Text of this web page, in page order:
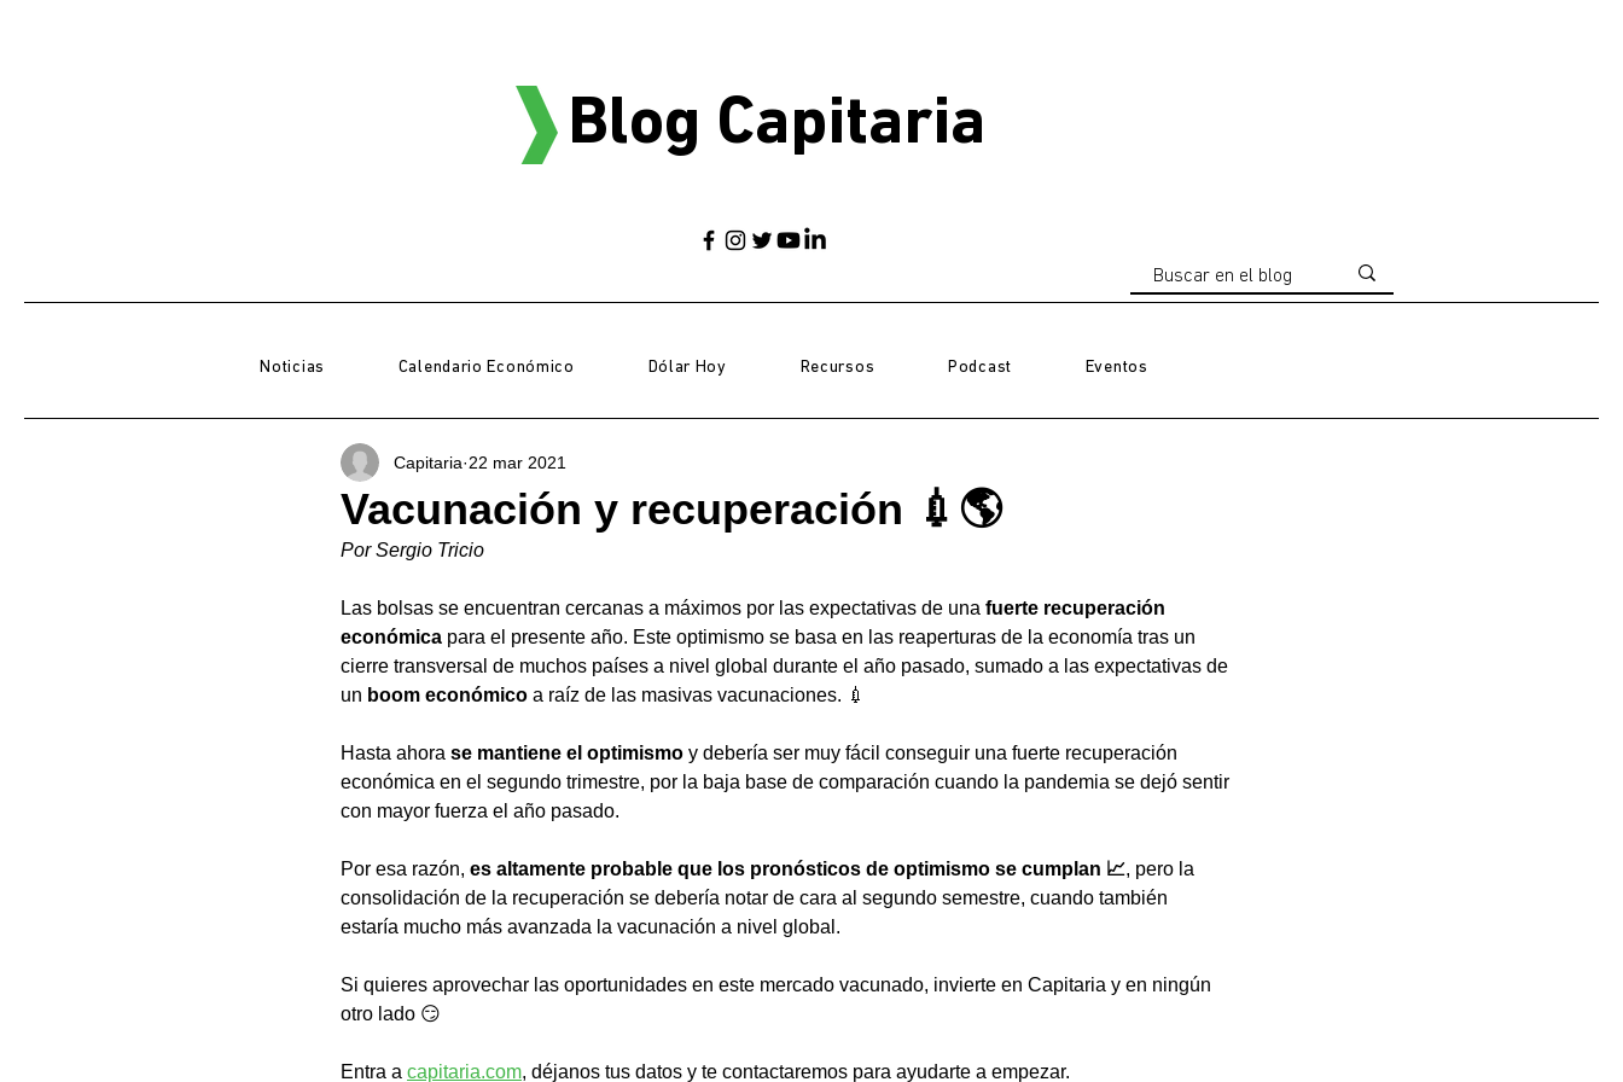
Blog Capitaria
Noticias Calendario Económico Dólar Hoy Recursos Podcast Eventos
Vacunación y recuperación 💉🌎
Capitaria 22 mar 2021
Por Sergio Tricio
Las bolsas se encuentran cercanas a máximos por las expectativas de una fuerte recuperación
económica para el presente año. Este optimismo se basa en las reaperturas de la economía tras un
cierre transversal de muchos países a nivel global durante el año pasado, sumado a las expectativas de
un boom económico a raíz de las masivas vacunaciones. 💉
Hasta ahora se mantiene el optimismo y debería ser muy fácil conseguir una fuerte recuperación
económica en el segundo trimestre, por la baja base de comparación cuando la pandemia se dejó sentir
con mayor fuerza el año pasado.
Por esa razón, es altamente probable que los pronósticos de optimismo se cumplan 📈, pero la
consolidación de la recuperación se debería notar de cara al segundo semestre, cuando también
estaría mucho más avanzada la vacunación a nivel global.
Si quieres aprovechar las oportunidades en este mercado vacunado, invierte en Capitaria y en ningún
otro lado 😏
Entra a capitaria.com, déjanos tus datos y te contactaremos para ayudarte a empezar.